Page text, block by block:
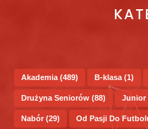
Akademia (489) B-klasa (1)
Drużyna Seniorów (88) Junior
Nabór (29) Od Pasji Do